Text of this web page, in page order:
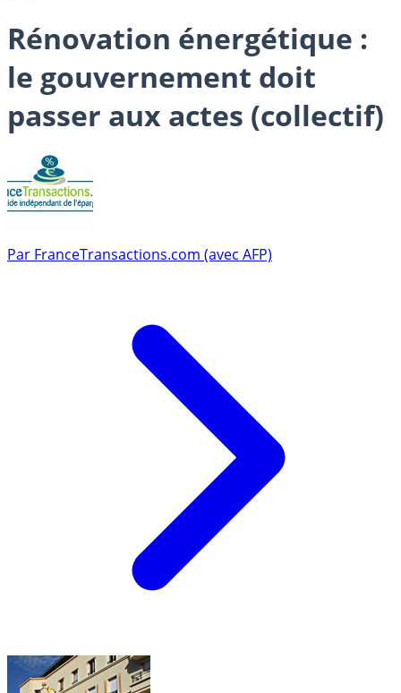
Rénovation énergétique :
le gouvernement doit
passer aux actes (collectif)
Par FranceTransactions.com (avec AFP)